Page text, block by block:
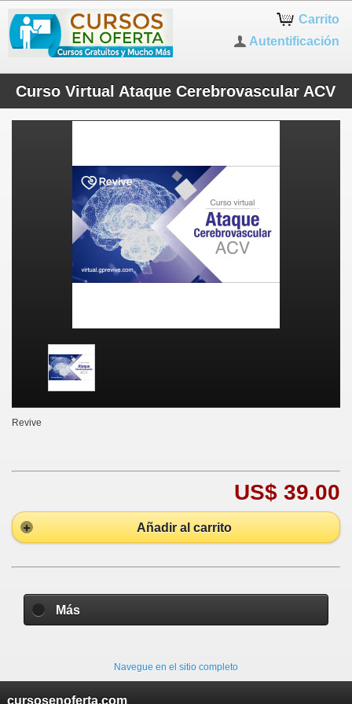
Carrito
Autentificación
Curso Virtual Ataque Cerebrovascular ACV
Revive
US$ 39.00
Añadir al carrito
Más
Navegue en el sitio completo
cursosenoferta.com